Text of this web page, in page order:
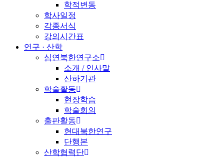
학적변동
학사일정
각종서식
강의시간표
연구 · 산학
심연북한연구소
소개 / 인사말
산하기관
학술활동
현장학습
학술회의
출판활동
현대북한연구
단행본
산학협력단